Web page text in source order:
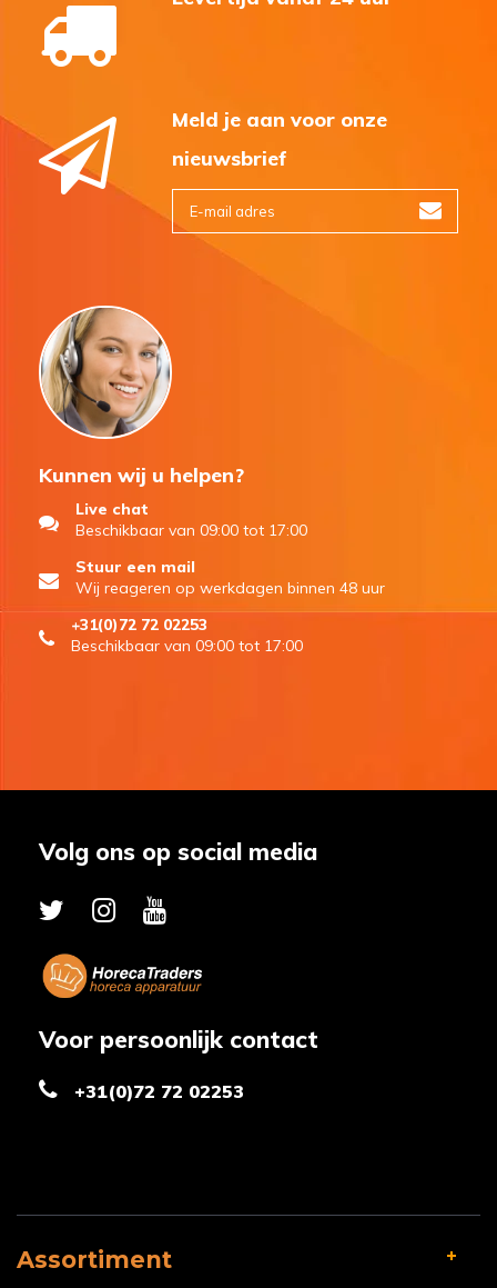
Meld je aan voor onze
nieuwsbrief
Kunnen wij u helpen?
Live chat
Beschikbaar van 09:00 tot 17:00
Stuur een mail
Wij reageren op werkdagen binnen 48 uur
+31(0)72 72 02253
Beschikbaar van 09:00 tot 17:00
Volg ons op social media
Voor persoonlijk contact
+31(0)72 72 02253
Assortiment